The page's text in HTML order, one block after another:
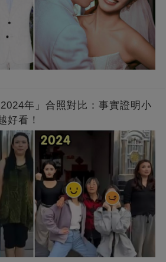
年」合照對比：事實證明小
好看！